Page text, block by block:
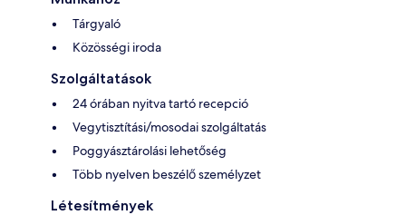
Tárgyaló
Közösségi iroda
Szolgáltatások
24 órában nyitva tartó recepció
Vegytisztítási/mosodai szolgáltatás
Poggyásztárolási lehetőség
Több nyelven beszélő személyzet
Létesítmények